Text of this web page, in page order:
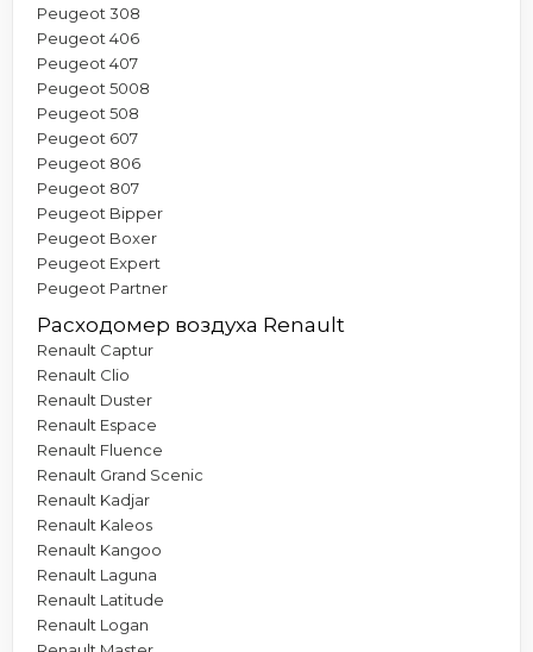
Peugeot 308
Peugeot 406
Peugeot 407
Peugeot 5008
Peugeot 508
Peugeot 607
Peugeot 806
Peugeot 807
Peugeot Bipper
Peugeot Boxer
Peugeot Expert
Peugeot Partner
Расходомер воздуха Renault
Renault Captur
Renault Clio
Renault Duster
Renault Espace
Renault Fluence
Renault Grand Scenic
Renault Kadjar
Renault Kaleos
Renault Kangoo
Renault Laguna
Renault Latitude
Renault Logan